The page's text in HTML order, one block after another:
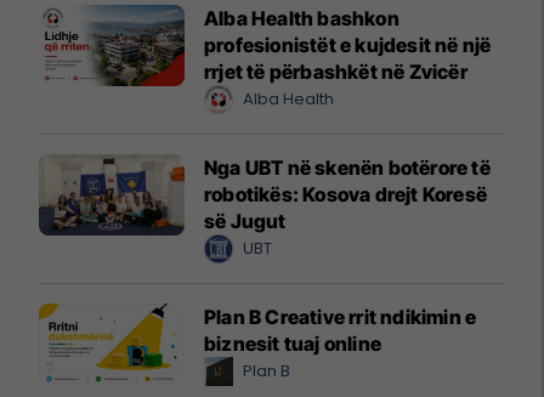
Alba Health bashkon
profesionistët e kujdesit në një
rrjet të përbashkët në Zvicër
Alba Health
Nga UBT në skenën botërore të
robotikës: Kosova drejt Koresë
së Jugut
UBT
Plan B Creative rrit ndikimin e
biznesit tuaj online
Plan B